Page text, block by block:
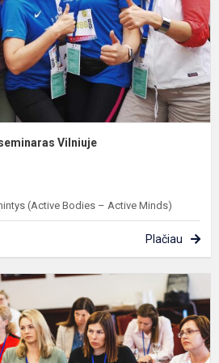
Vilniuje
(Active Bodies – Active Minds)
Plačiau